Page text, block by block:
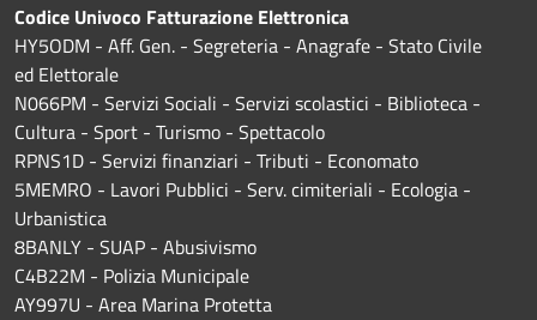
Codice Univoco Fatturazione Elettronica
HY5ODM - Aff. Gen. - Segreteria - Anagrafe - Stato Civile
ed Elettorale
N066PM - Servizi Sociali - Servizi scolastici - Biblioteca -
Cultura - Sport - Turismo - Spettacolo
RPNS1D - Servizi finanziari - Tributi - Economato
5MEMRO - Lavori Pubblici - Serv. cimiteriali - Ecologia -
Urbanistica
8BANLY - SUAP - Abusivismo
C4B22M - Polizia Municipale
AY997U - Area Marina Protetta